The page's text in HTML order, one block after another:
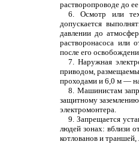
растворопроводе до
6. Осмотр или
допускается
давлении до
растворонасоса или
после его
7. Наружная
приводом,
проходами и 6,0 м —
8. Машинистам
защитному
электромонтера.
9. Запрещается
людей зонах: вблизи
котлованов и